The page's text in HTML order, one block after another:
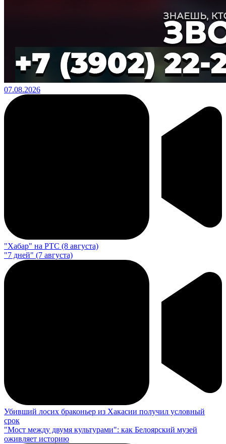
07.08.2026
"Хабар" на РТС (8 августа)
"7 дней" (7 августа)
Убивший лосих браконьер из Хакасии получил условный
срок
"Мост между двумя культурами": как Белоярский музей
оживляет историю